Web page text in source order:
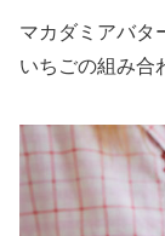
マカダミアバタ
いちごの組み合